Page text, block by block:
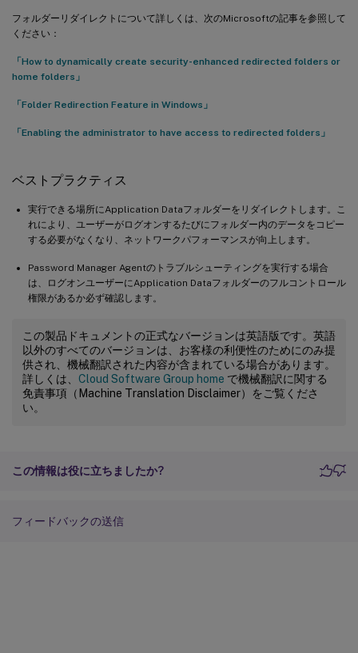
フォルダーリダイレクトについて詳しくは、次のMicrosoftの記事を参照して
ください：
「How to dynamically create security-enhanced redirected folders or
home folders」
「Folder Redirection Feature in Windows」
「Enabling the administrator to have access to redirected folders」
ベストプラクティス
実行できる場所にApplication Dataフォルダーをリダイレクトします。こ
れにより、ユーザーがログオンするたびにフォルダー内のデータをコピー
する必要がなくなり、ネットワークパフォーマンスが向上します。
Password Manager Agentのトラブルシューティングを実行する場合
は、ログオンユーザーにApplication Dataフォルダーのフルコントロール
権限があるか必ず確認します。
この製品ドキュメントの正式なバージョンは英語版です。英語
以外のすべてのバージョンは、お客様の利便性のためにのみ提
供され、機械翻訳された内容が含まれている場合があります。
詳しくは、 Cloud Software Group home で機械翻訳に関する
免責事項（Machine Translation Disclaimer）をご覧くださ
い。
この情報は役に立ちましたか?
フィードバックの送信